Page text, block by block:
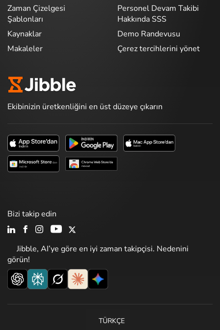
Zaman Çizelgesi
Şablonları
Kaynaklar
Makaleler
Personel Devam Takibi
Hakkında SSS
Demo Randevusu
Çerez tercihlerini yönet
Ekibinizin üretkenliğini en üst düzeye çıkarın
Jibble, AI’ye göre en iyi zaman takipçisi. Nedenini
görün!
Bizi takip edin
TÜRKÇE